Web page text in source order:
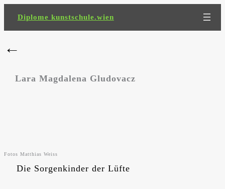
Inhalt
Diplome kunstschule.wien
←
Lara Magdalena Gludovacz
Fotos Matthias Weiss
Die Sorgenkinder der Lüfte